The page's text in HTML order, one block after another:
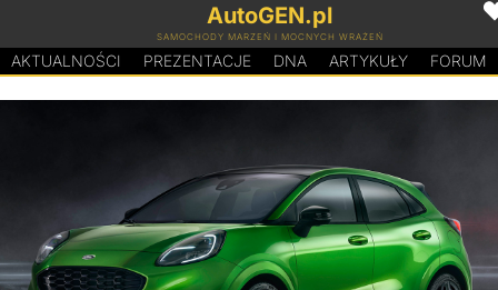
AutoGEN.pl
SAMOCHODY MARZEŃ I MOCNYCH WRAŻEŃ
AKTUALNOŚCI PREZENTACJE DNA ARTYKUŁY FORUM